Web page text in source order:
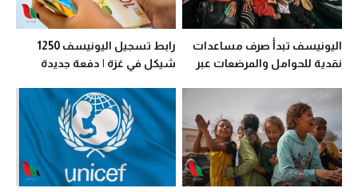
اليونيسف تبدأ صرف مساعدات
نقدية للحوامل والمرضعات عبر
رابط تسجيل اليونيسف 1250
شيكل في غزة | دفعة جديدة